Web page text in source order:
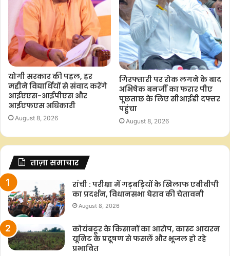
योगी सरकार की पहल, हर
महीने विद्यार्थियों से संवाद करेंगे
आईएएस-आईपीएस और
आईएफएस अधिकारी
August 8, 2026
गिरफ्तारी पर रोक लगने के बाद
अभिषेक बनर्जी का फरार पीए
पूछताछ के लिए सीआईडी दफ्तर
पहुंचा
August 8, 2026
ताज़ा समाचार
रांची : परीक्षा में गड़बड़ियों के खिलाफ एबीवीपी
का प्रदर्शन, विधानसभा घेराव की चेतावनी
August 8, 2026
कोयंबटूर के किसानों का आरोप, कास्ट आयरन
यूनिट के प्रदूषण से फसलें और भूजल हो रहे
प्रभावित